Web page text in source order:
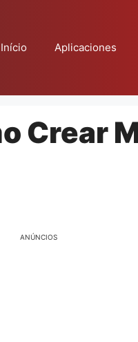
Início Aplicaciones
Crear
ANÚNCIOS